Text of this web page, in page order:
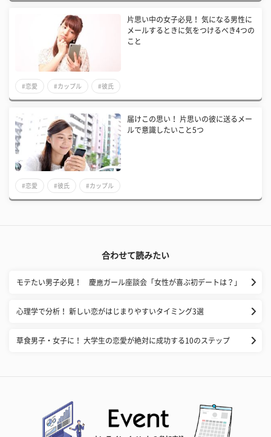
片思い中の女子必見！ 気になる男性に
メールするときに気をつけるべき4つの
こと
#恋愛 #カップル #彼氏
届けこの思い！ 片思いの彼に送るメー
ルで意識したいこと5つ
#恋愛 #彼氏 #カップル
合わせて読みたい
モテたい男子必見！ 慶應ガール座談会「女性が喜ぶ初デートは？」
心理学で分析！ 新しい恋がはじまりやすいタイミング3選
草食男子・女子に！ 大学生の恋愛が絶対に成功する10のステップ